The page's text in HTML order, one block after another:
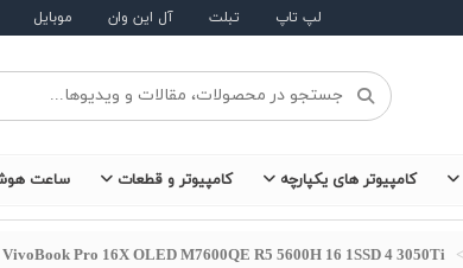
لپ تاپ تبلت آل این وان موبایل
کامپیوتر های یکپارچه کامپیوتر و قطعات ساعت
VivoBook Pro 16X OLED M7600QE R5 5600H 16 1SSD 4 3050Ti